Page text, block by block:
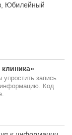
Юбилейный
запись
информацию. Код